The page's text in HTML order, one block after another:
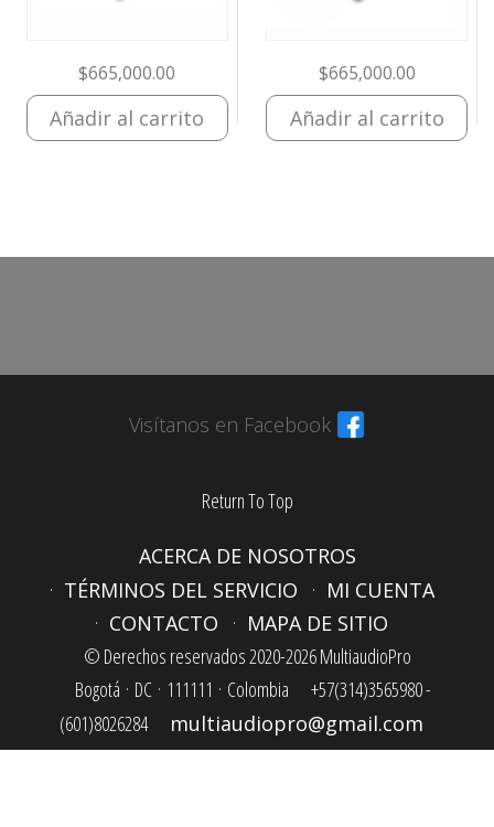
$665,000.00
Añadir al carrito
$665,000.00
Añadir al carrito
Visítanos en Facebook
Return To Top
ACERCA DE NOSOTROS
TÉRMINOS DEL SERVICIO
MI CUENTA
CONTACTO
MAPA DE SITIO
© Derechos reservados 2020-2026 MultiaudioPro
Bogotá · DC · 111111 · Colombia
+57(314)3565980 -
(601)8026284
multiaudiopro@gmail.com